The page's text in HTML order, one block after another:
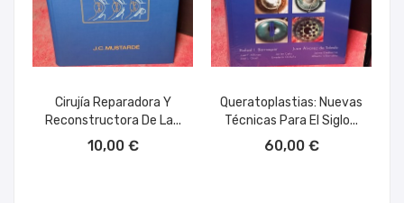
Cirujía Reparadora Y
Reconstructora De La...
10,00 €
Queratoplastias: Nuevas
Técnicas Para El Siglo...
60,00 €